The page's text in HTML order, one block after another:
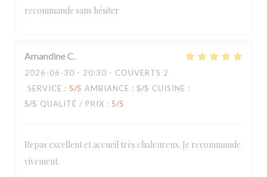
recommande sans hésiter
AmandineC
2026-06-30 - 20:30 - COUVERTS 2
SERVICE : 5/5 AMBIANCE : 5/5 CUISINE :
5/5 QUALITÉ / PRIX : 5/5
Repas excellent et accueil très chaleureux. Je recommande
vivement.